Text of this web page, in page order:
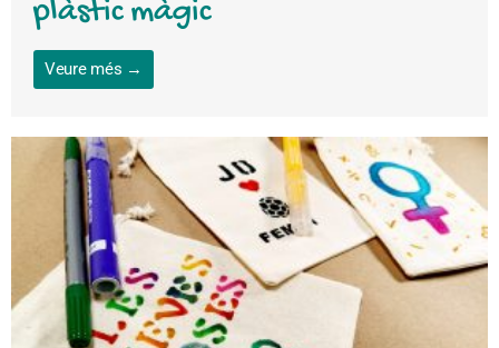
plàstic màgic
Veure més →